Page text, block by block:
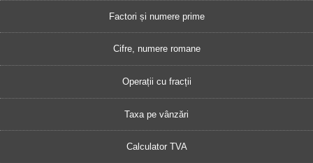
Factori și numere prime
Cifre, numere romane
Operații cu fracții
Taxa pe vânzări
Calculator TVA